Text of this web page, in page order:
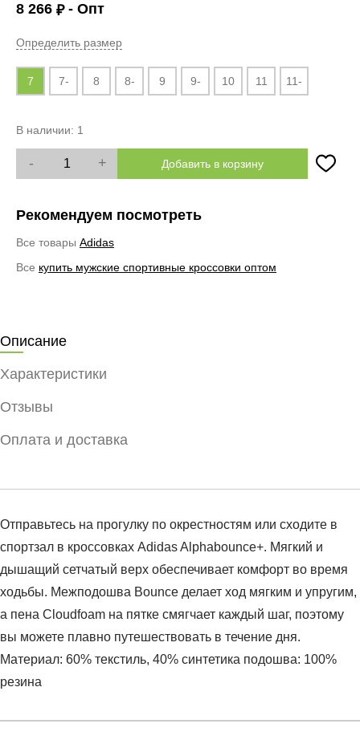
8 266 ₽- Опт
Определить размер
7 7- 8 8- 9 9- 10 11 11-
В наличии: 1
- + Добавить в корзину
Рекомендуем посмотреть
Все товары Adidas
Все купить мужские спортивные кроссовки оптом
Описание
Характеристики
Отзывы
Оплата и доставка
Отправьтесь на прогулку по окрестностям или сходите в
спортзал в кроссовках Adidas Alphabounce+. Мягкий и
дышащий сетчатый верх обеспечивает комфорт во время
ходьбы. Межподошва Bounce делает ход мягким и упругим,
а пена Cloudfoam на пятке смягчает каждый шаг, поэтому
вы можете плавно путешествовать в течение дня.
Материал: 60% текстиль, 40% синтетика подошва: 100%
резина
Артикул:HP6142
Условия оплаты